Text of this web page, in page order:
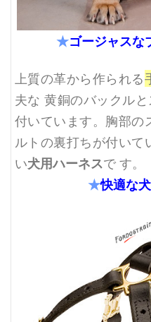
★ゴージャスな
上質の革から作られる
夫な 黄銅のバックル
付いています。胸部の
ルトの裏打ちが付いて
い犬用ハーネスで す。
★快適な